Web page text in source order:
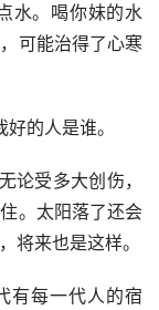
水。喝你妹的水
可能治得了心寒
的人是谁。
论受多大创伤，
。太阳落了还会
将来也是这样。
有每一代人的宿